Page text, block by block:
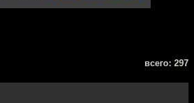
всего: 297